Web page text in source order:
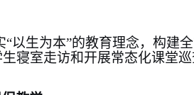
“以生为本”的教育理念，构建
寝室走访和开展常态化课堂